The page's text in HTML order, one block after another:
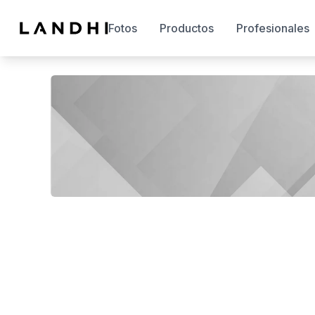
Fotos Productos Profesionales